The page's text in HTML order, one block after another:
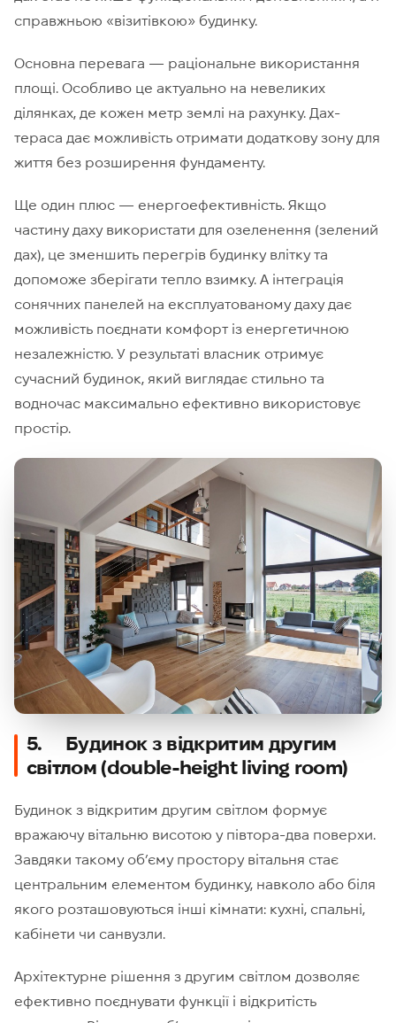
справжньою «візитівкою» будинку.
Основна перевага — раціональне використання
площі. Особливо це актуально на невеликих
ділянках, де кожен метр землі на рахунку. Дах-
тераса дає можливість отримати додаткову зону для
життя без розширення фундаменту.
Ще один плюс — енергоефективність. Якщо
частину даху використати для озеленення (зелений
дах), це зменшить перегрів будинку влітку та
допоможе зберігати тепло взимку. А інтеграція
сонячних панелей на експлуатованому даху дає
можливість поєднати комфорт із енергетичною
незалежністю. У результаті власник отримує
сучасний будинок, який виглядає стильно та
водночас максимально ефективно використовує
простір.
5. Будинок з відкритим другим
світлом (double-height living room)
Будинок з відкритим другим світлом формує
вражаючу вітальню висотою у півтора-два поверхи.
Завдяки такому об’єму простору вітальня стає
центральним елементом будинку, навколо або біля
якого розташовуються інші кімнати: кухні, спальні,
кабінети чи санвузли.
Архітектурне рішення з другим світлом дозволяє
ефективно поєднувати функції і відкритість